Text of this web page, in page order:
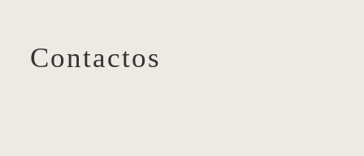
Contactos